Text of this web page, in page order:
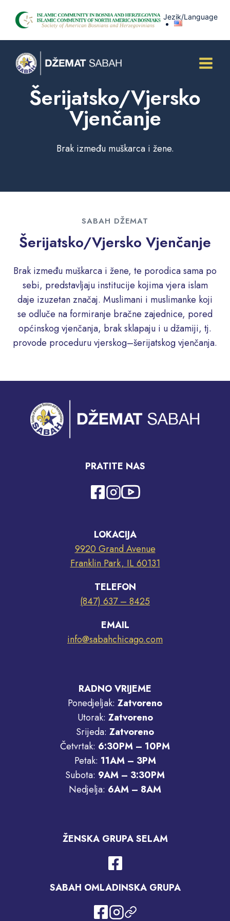
Jezik/Language
Šerijatsko/Vjersko
Vjenčanje
Brak između muškarca i žene.
SABAH DŽEMAT
Šerijatsko/Vjersko Vjenčanje
Brak između muškarca i žene, te porodica sama po
sebi, predstavljaju institucije kojima vjera islam
daje izuzetan značaj. Muslimani i muslimanke koji
se odluče na formiranje bračne zajednice, pored
općinskog vjenčanja, brak sklapaju i u džamiji, tj.
provode proceduru vjerskog–šerijatskog vjenčanja.
PRATITE NAS
LOKACIJA
9920 Grand Avenue
Franklin Park, IL 60131
TELEFON
(847) 637 – 8425
EMAIL
info@sabahchicago.com
RADNO VRIJEME
Ponedjeljak: Zatvoreno
Utorak: Zatvoreno
Srijeda: Zatvoreno
Četvrtak: 6:30PM – 10PM
Petak: 11AM – 3PM
Subota: 9AM – 3:30PM
Nedjelja: 6AM – 8AM
ŽENSKA GRUPA SELAM
SABAH OMLADINSKA GRUPA